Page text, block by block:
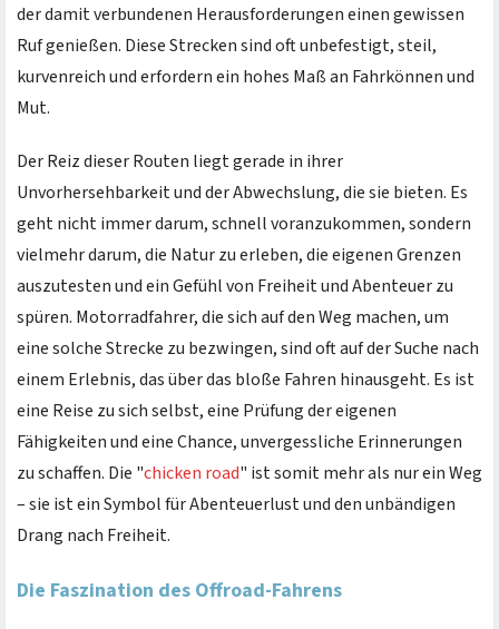
der damit verbundenen Herausforderungen einen gewissen
Ruf genießen. Diese Strecken sind oft unbefestigt, steil,
kurvenreich und erfordern ein hohes Maß an Fahrkönnen und
Mut.
Der Reiz dieser Routen liegt gerade in ihrer
Unvorhersehbarkeit und der Abwechslung, die sie bieten. Es
geht nicht immer darum, schnell voranzukommen, sondern
vielmehr darum, die Natur zu erleben, die eigenen Grenzen
auszutesten und ein Gefühl von Freiheit und Abenteuer zu
spüren. Motorradfahrer, die sich auf den Weg machen, um
eine solche Strecke zu bezwingen, sind oft auf der Suche nach
einem Erlebnis, das über das bloße Fahren hinausgeht. Es ist
eine Reise zu sich selbst, eine Prüfung der eigenen
Fähigkeiten und eine Chance, unvergessliche Erinnerungen
zu schaffen. Die "chicken road" ist somit mehr als nur ein Weg
– sie ist ein Symbol für Abenteuerlust und den unbändigen
Drang nach Freiheit.
Die Faszination des Offroad-Fahrens